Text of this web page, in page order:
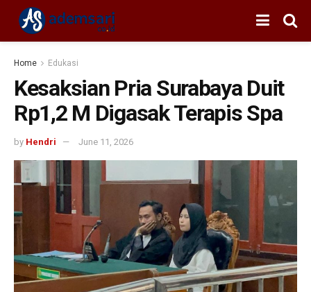
Home Edukasi
Kesaksian Pria Surabaya Duit
Rp1,2 M Digasak Terapis Spa
by Hendri June 11, 2026